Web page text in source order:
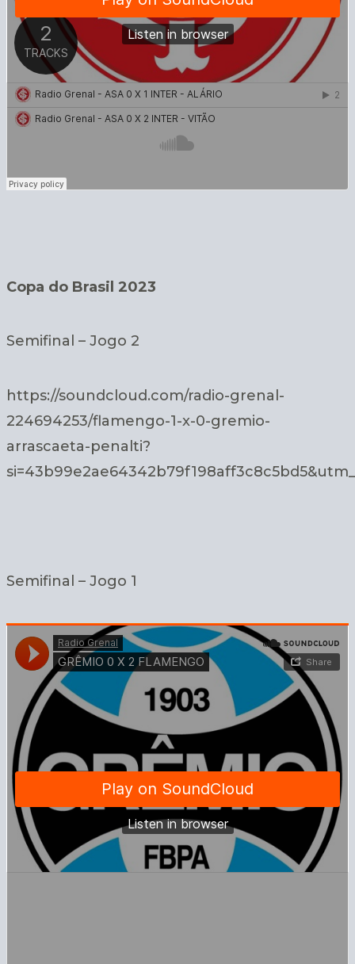
Copa do Brasil 2023
Semifinal – Jogo 2
https://soundcloud.com/radio-grenal-
224694253/flamengo-1-x-0-gremio-
arrascaeta-penalti?
Semifinal – Jogo 1